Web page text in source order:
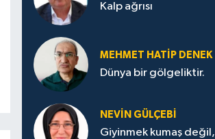
Kalp ağrısı
MEHMET HATİP DENEK
Dünya bir gölgeliktir.
NEVİN GÜLÇEBİ
Giyinmek kumaş değil,